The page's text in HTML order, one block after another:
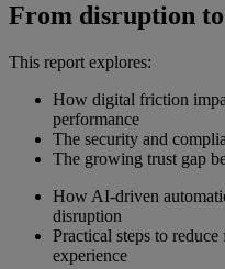
From disruption
This report explores:
How digital friction
performance
The security and
The growing trust gap
How AI-driven
disruption
Practical steps to
experience